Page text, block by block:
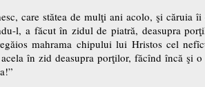
care stătea de mulţi ani acolo, şi căruia
l, a făcut în zidul de piatră, deasupra
mahrama chipului lui Hristos cel
în zid deasupra porţilor, făcînd încă şi o